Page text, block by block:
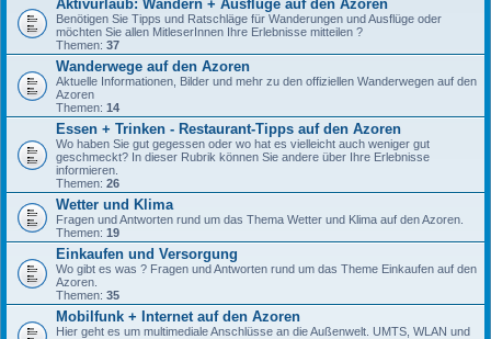
Aktivurlaub: Wandern + Ausflüge auf den Azoren
Benötigen Sie Tipps und Ratschläge für Wanderungen und Ausflüge oder
möchten Sie allen MitleserInnen Ihre Erlebnisse mitteilen ?
Themen: 37
Wanderwege auf den Azoren
Aktuelle Informationen, Bilder und mehr zu den offiziellen Wanderwegen auf den
Azoren
Themen: 14
Essen + Trinken - Restaurant-Tipps auf den Azoren
Wo haben Sie gut gegessen oder wo hat es vielleicht auch weniger gut
geschmeckt? In dieser Rubrik können Sie andere über Ihre Erlebnisse
informieren.
Themen: 26
Wetter und Klima
Fragen und Antworten rund um das Thema Wetter und Klima auf den Azoren.
Themen: 19
Einkaufen und Versorgung
Wo gibt es was ? Fragen und Antworten rund um das Theme Einkaufen auf den
Azoren.
Themen: 35
Mobilfunk + Internet auf den Azoren
Hier geht es um multimediale Anschlüsse an die Außenwelt. UMTS, WLAN und